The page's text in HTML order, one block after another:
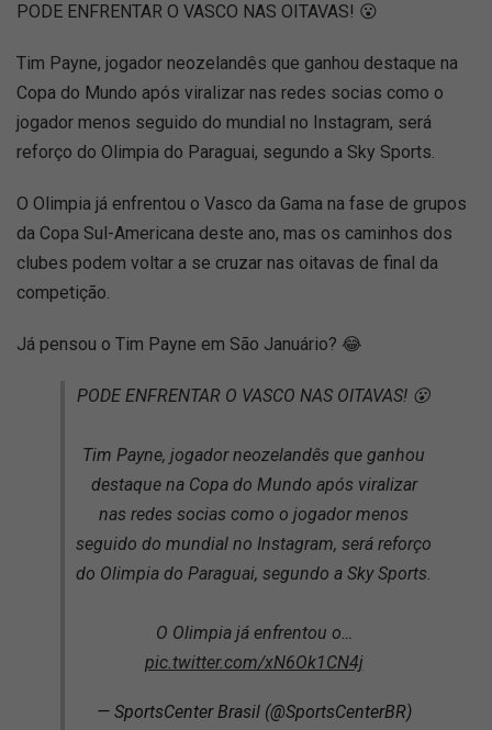
PODE ENFRENTAR O VASCO NAS OITAVAS! 😮
Tim Payne, jogador neozelandês que ganhou destaque na
Copa do Mundo após viralizar nas redes socias como o
jogador menos seguido do mundial no Instagram, será
reforço do Olimpia do Paraguai, segundo a Sky Sports.
O Olimpia já enfrentou o Vasco da Gama na fase de grupos
da Copa Sul-Americana deste ano, mas os caminhos dos
clubes podem voltar a se cruzar nas oitavas de final da
competição.
Já pensou o Tim Payne em São Januário? 😂
PODE ENFRENTAR O VASCO NAS OITAVAS! 😮
Tim Payne, jogador neozelandês que ganhou
destaque na Copa do Mundo após viralizar
nas redes socias como o jogador menos
seguido do mundial no Instagram, será reforço
do Olimpia do Paraguai, segundo a Sky Sports.
O Olimpia já enfrentou o…
pic.twitter.com/xN6Ok1CN4j
— SportsCenter Brasil (@SportsCenterBR)